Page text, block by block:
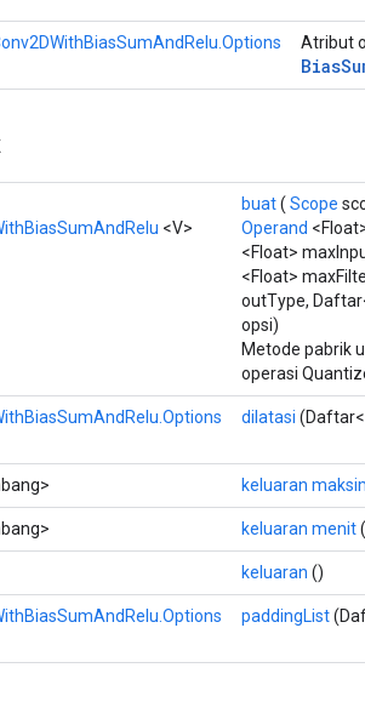
Atribut
Bias
<V>
buat( Scope
Operand
<Float>
<Float>
outType,
opsi)
Metode pabrik
operasi
dilatasi
keluaran
keluaran menit
keluaran ()
paddingList